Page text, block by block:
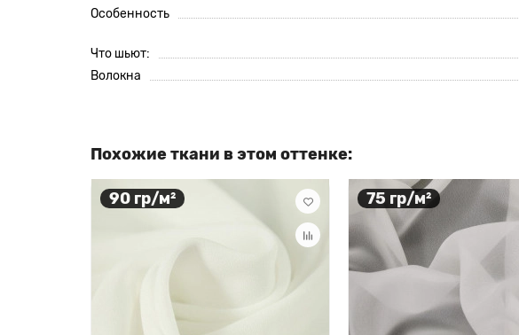
Особенность
Что шьют:
Волокна
Похожие ткани в этом оттенке:
90 гр/м² 75 гр/м²